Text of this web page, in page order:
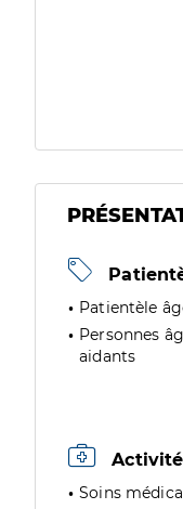
Patientèle
Personnes
aidants
Soins